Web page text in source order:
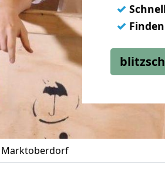
✓
✓
Marktoberdorf